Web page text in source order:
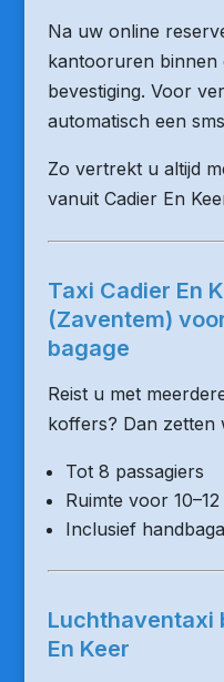
Na uw online
kantooruren binnen
bevestiging. Voor
automatisch een
Zo vertrekt u altijd
vanuit Cadier En
Taxi Cadier En
(Zaventem)
bagage
Reist u met
koffers? Dan zetten
Tot 8 passagiers
Ruimte voor
Inclusief
Luchthaventaxi
En Keer